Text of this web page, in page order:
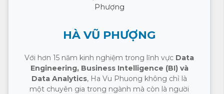
HÀ VŨ PHƯỢNG
Với hơn 15 năm kinh nghiệm trong lĩnh vực Data
Engineering, Business Intelligence (BI) và
Data Analytics, Ha Vu Phuong không chỉ là
một chuyên gia trong ngành mà còn là người